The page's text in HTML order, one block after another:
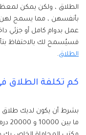
الطلاق ، ولكن يمكن
بأنفسهن ، مما يسمح لهن
عمل بدوام كامل أو جزئي
فسيُسمح لك بالاحتفاظ
الطلاق.
كم تكلفة الطلاق
بشرط أن يكون لديك طلاق
ما